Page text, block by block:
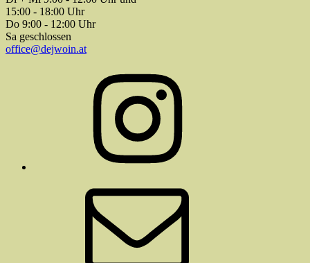
15:00 - 18:00 Uhr
Do 9:00 - 12:00 Uhr
Sa geschlossen
office@dejwoin.at